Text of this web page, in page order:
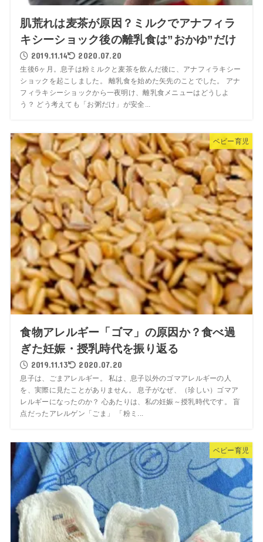
肌荒れは麦茶が原因？ミルクでアナフィラ
キシーショック後の離乳食は”おかゆ”だけ
2019.11.14 2020.07.20
生後6ヶ月。息子は粉ミルクと麦茶を飲んだ後に、アナフィラキシー
ショックを起こしました。 離乳食を始めた矢先のことでした。 アナ
フィラキシーショックから一夜明け、離乳食メニューはどうしよ
う？ どう考えても「お粥だけ」が安全...
ベビー育児
食物アレルギー「ゴマ」の原因か？食べ過
ぎた妊娠・授乳時代を振り返る
2019.11.13 2020.07.20
息子は、ごまアレルギー。 私は、息子以外のゴマアレルギーの人
を、実際に見たことがありません。 息子がなぜ、（珍しい）ゴマア
レルギーになったのか？ 心あたりは、私の妊娠～授乳時代です。 盲
点だったアレルゲン「ごま」 「粉ミ...
ベビー育児